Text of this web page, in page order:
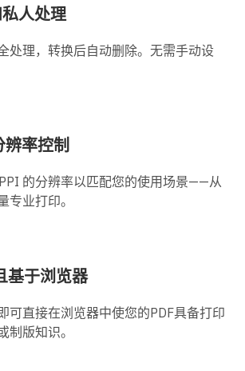
人处理
处理，转换后自动删除。无需手动设
辨率控制
的分辨率以匹配您的使用场景——从
专业打印。
基于浏览器
可直接在浏览器中使您的PDF具备打印
制版知识。